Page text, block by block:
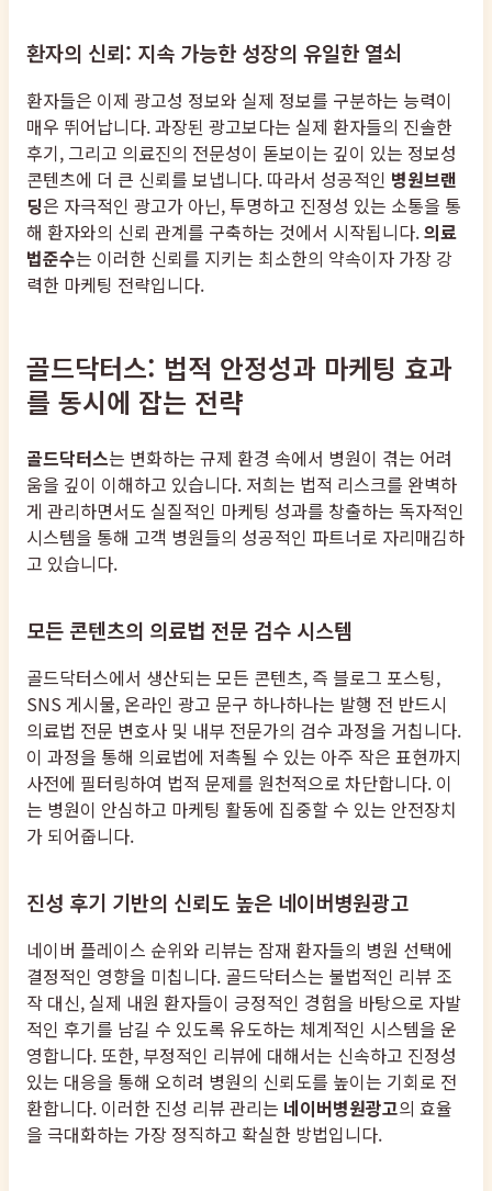
환자의 신뢰: 지속 가능한 성장의 유일한 열쇠
환자들은 이제 광고성 정보와 실제 정보를 구분하는 능력이
매우 뛰어납니다. 과장된 광고보다는 실제 환자들의 진솔한
후기, 그리고 의료진의 전문성이 돋보이는 깊이 있는 정보성
콘텐츠에 더 큰 신뢰를 보냅니다. 따라서 성공적인 병원브랜
딩은 자극적인 광고가 아닌, 투명하고 진정성 있는 소통을 통
해 환자와의 신뢰 관계를 구축하는 것에서 시작됩니다.의료
법준수는 이러한 신뢰를 지키는 최소한의 약속이자 가장 강
력한 마케팅 전략입니다.
골드닥터스: 법적 안정성과 마케팅 효과
를 동시에 잡는 전략
골드닥터스는 변화하는 규제 환경 속에서 병원이 겪는 어려
움을 깊이 이해하고 있습니다. 저희는 법적 리스크를 완벽하
게 관리하면서도 실질적인 마케팅 성과를 창출하는 독자적인
시스템을 통해 고객 병원들의 성공적인 파트너로 자리매김하
고 있습니다.
모든 콘텐츠의 의료법 전문 검수 시스템
골드닥터스에서 생산되는 모든 콘텐츠, 즉 블로그 포스팅,
SNS 게시물, 온라인 광고 문구 하나하나는 발행 전 반드시
의료법 전문 변호사 및 내부 전문가의 검수 과정을 거칩니다.
이 과정을 통해 의료법에 저촉될 수 있는 아주 작은 표현까지
사전에 필터링하여 법적 문제를 원천적으로 차단합니다. 이
는 병원이 안심하고 마케팅 활동에 집중할 수 있는 안전장치
가 되어줍니다.
진성 후기 기반의 신뢰도 높은 네이버병원광고
네이버 플레이스 순위와 리뷰는 잠재 환자들의 병원 선택에
결정적인 영향을 미칩니다. 골드닥터스는 불법적인 리뷰 조
작 대신, 실제 내원 환자들이 긍정적인 경험을 바탕으로 자발
적인 후기를 남길 수 있도록 유도하는 체계적인 시스템을 운
영합니다. 또한, 부정적인 리뷰에 대해서는 신속하고 진정성
있는 대응을 통해 오히려 병원의 신뢰도를 높이는 기회로 전
환합니다. 이러한 진성 리뷰 관리는 네이버병원광고의 효율
을 극대화하는 가장 정직하고 확실한 방법입니다.